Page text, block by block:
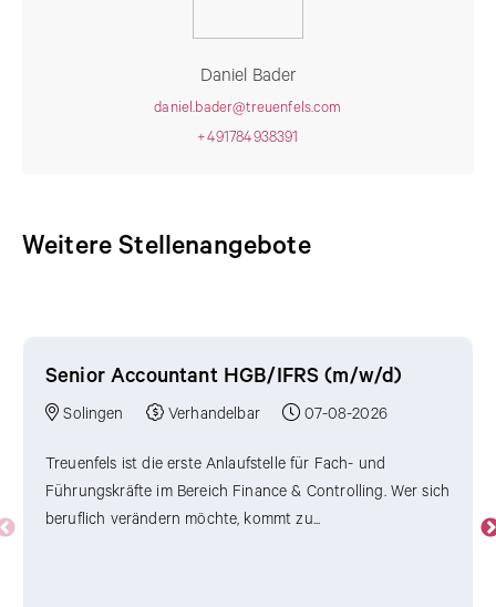
Daniel Bader
daniel.bader@treuenfels.com
+491784938391
Weitere Stellenangebote
Senior Accountant HGB/IFRS (m/w/d)
Solingen Verhandelbar 07-08-2026
Treuenfels ist die erste Anlaufstelle für Fach- und
Führungskräfte im Bereich Finance & Controlling. Wer sich
beruflich verändern möchte, kommt zu...